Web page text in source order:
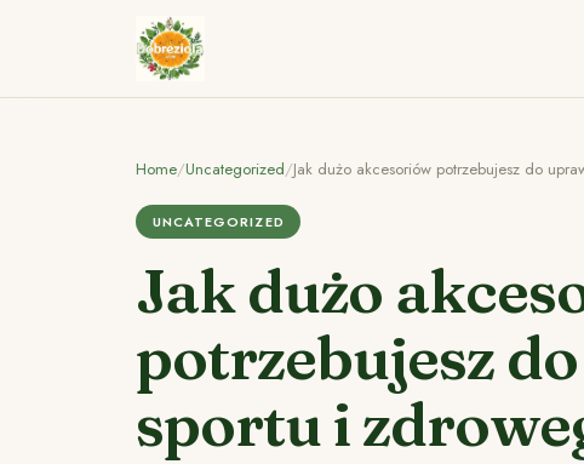
Home/Uncategorized/Jak dużo akcesoriów potrzebujesz do
UNCATEGORIZED
Jak dużo
potrzebujesz
sportu i